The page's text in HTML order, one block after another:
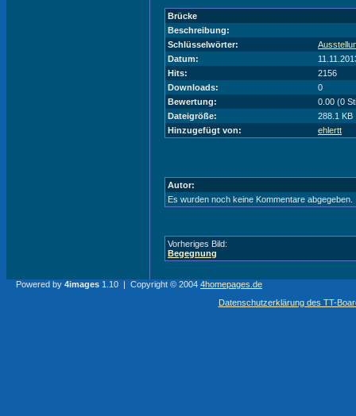
Brücke
Beschreibung:
Schlüsselwörter:
Datum:
Hits:
2156
Downloads:
0
Bewertung:
0.00 (0
Dateigröße:
288.1 KB
Hinzugefügt von:
ehlertt
Autor:
Es wurden noch keine Kommentare abgegeben.
Vorheriges Bild:
Begegnung
Powered by 4images 1.10 | Copyright © 2004 4homepages.de
Datenschutzerklärung des TT-